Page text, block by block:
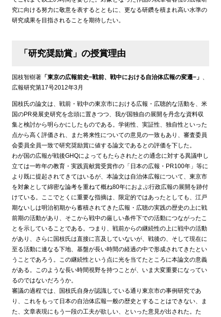
究に向ける努力に敬意を表するとともに、更なる研鑽を積まれ高い水準の
研究成果を目指されることを期待したい。
「研究奨励賞」の授賞理由
国枝智樹著「東京の広報前史−戦前、戦中における自治体広報の変遷−」 、
広報研究第17号2012年3月
国枝氏の論文は、戦前・戦中の東京市における広報・広聴的な活動を、米
国のPR発展史研究を念頭に置きつつ、我が国独自の展開を丹念な資料収
集と検討から明らかにしたものである。学術性、実証性、独自性といった
点から高く評価され、また将来性についての意見の一致もあり、審査委員
会委員全員一致で研究奨励賞に値する論文であるとの評価を下した。
わが国の広報が戦後GHQによってもたらされたとの通念に対する異議申し
立ては一昨年の教育・実践貢献賞受賞作の「日本の広報・PR100年」等に
より既に提起されてきてはいるが、本論文は自治体広報について、東京市
を対象として綿密な論考を重ねて概ね80年におよぶ行政広報の展開を跡付
けている。ここでとくに重要な指摘は、限定的ではあったとしても、江戸
期ないしは明治初期から蓄積されてきた広報・広聴の実践の歴史の上に戦
前期の活動があり、そこから戦中の厳しい条件下での活動につながったこ
とを示していることである。つまり、戦前からの継続性の上に戦中の活動
があり、さらに国枝氏は直接に言及していないが、戦後の、そして現在に
至る活動に連なる下地、基盤が長い時間の経過の中で形成されてきたとい
うことであろう。この継続性という点に光を当てたところに本論文の意義
がある。このような長い時間視野を持つことが、いま大変重要になってい
るのではないだろうか。
審議の過程では、国枝氏自身が認識している通り東京市の事例研究であ
り、これをもって日本の自治体広報一般の歴史とすることはできない、ま
た、文章表現にもう一段の工夫が欲しい、といった意見が出された。た